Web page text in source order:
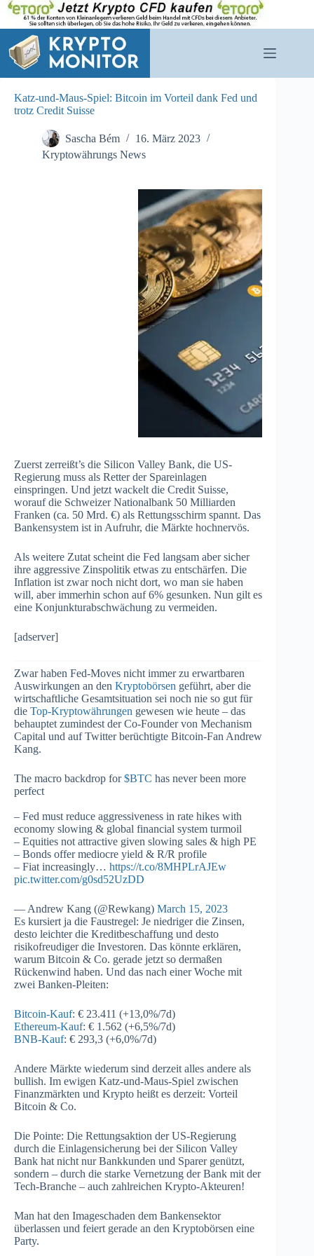
Zum
Inhalt
springen
Katz-und-Maus-Spiel: Bitcoin im Vorteil dank Fed und
trotz Credit Suisse
Sascha Bém
16. März 2023
Kryptowährungs News
Zuerst zerreißt’s die Silicon Valley Bank, die US-
Regierung muss als Retter der Spareinlagen
einspringen. Und jetzt wackelt die Credit Suisse,
worauf die Schweizer Nationalbank 50 Milliarden
Franken (ca. 50 Mrd. €) als Rettungsschirm spannt. Das
Bankensystem ist in Aufruhr, die Märkte hochnervös.
Als weitere Zutat scheint die Fed langsam aber sicher
ihre aggressive Zinspolitik etwas zu entschärfen. Die
Inflation ist zwar noch nicht dort, wo man sie haben
will, aber immerhin schon auf 6% gesunken. Nun gilt es
eine Konjunkturabschwächung zu vermeiden.
[adserver]
Zwar haben Fed-Moves nicht immer zu erwartbaren
Auswirkungen an den Kryptobörsen geführt, aber die
wirtschaftliche Gesamtsituation sei noch nie so gut für
die Top-Kryptowährungen gewesen wie heute – das
behauptet zumindest der Co-Founder von Mechanism
Capital und auf Twitter berüchtigte Bitcoin-Fan Andrew
Kang.
The macro backdrop for$BTC has never been more
perfect
– Fed must reduce aggressiveness in rate hikes with
economy slowing & global financial system turmoil
– Equities not attractive given slowing sales & high PE
– Bonds offer mediocre yield & R/R profile
– Fiat increasingly… https://t.co/8MHPLrAJEw
pic.twitter.com/g0sd52UzDD
— Andrew Kang (@Rewkang) March 15, 2023
Es kursiert ja die Faustregel: Je niedriger die Zinsen,
desto leichter die Kreditbeschaffung und desto
risikofreudiger die Investoren. Das könnte erklären,
warum Bitcoin & Co. gerade jetzt so dermaßen
Rückenwind haben. Und das nach einer Woche mit
zwei Banken-Pleiten:
Bitcoin-Kauf: € 23.411 (+13,0%/7d)
Ethereum-Kauf: € 1.562 (+6,5%/7d)
BNB-Kauf: € 293,3 (+6,0%/7d)
Andere Märkte wiederum sind derzeit alles andere als
bullish. Im ewigen Katz-und-Maus-Spiel zwischen
Finanzmärkten und Krypto heißt es derzeit: Vorteil
Bitcoin & Co.
Die Pointe: Die Rettungsaktion der US-Regierung
durch die Einlagensicherung bei der Silicon Valley
Bank hat nicht nur Bankkunden und Sparer genützt,
sondern – durch die starke Vernetzung der Bank mit der
Tech-Branche – auch zahlreichen Krypto-Akteuren!
Man hat den Imageschaden dem Bankensektor
überlassen und feiert gerade an den Kryptobörsen eine
Party.